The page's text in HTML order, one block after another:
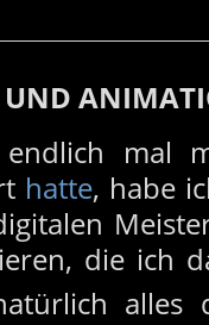
UND
mal
hatte, habe
die ich
alles